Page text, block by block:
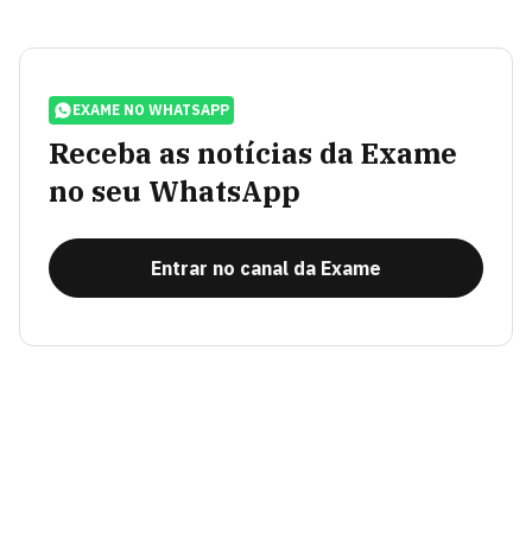
EXAME NO WHATSAPP
Receba as notícias da Exame
no seu WhatsApp
Entrar no canal da Exame